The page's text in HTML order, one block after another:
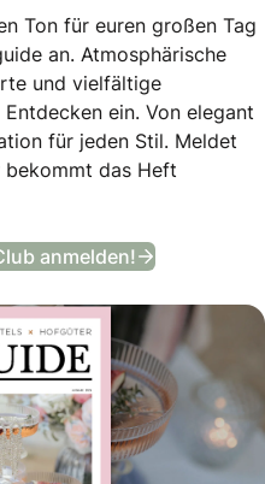
Ton für euren großen Tag
an. Atmosphärische
und vielfältige
ein. Von elegant
für jeden Stil. Meldet
bekommt das Heft
anmelden! Festguide